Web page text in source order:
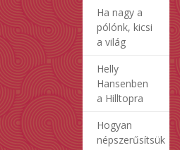
Ha nagy a
pólónk, kicsi
a világ
Helly
Hansenben
a Hilltopra
Hogyan
népszerűsítsük